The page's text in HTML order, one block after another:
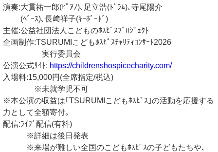
演奏:大貫祐一郎(ﾋﾟｱﾉ)､足立浩(ﾄﾞﾗﾑ)､寺尾陽介
(ﾍﾞｰｽ)､長﨑祥子(ｷｰﾎﾞｰﾄﾞ)
主催:公益社団法人こどものﾎｽﾋﾟｽﾌﾟﾛｼﾞｪｸﾄ
企画制作:TSURUMIこどもﾎｽﾋﾟｽﾁｬﾘﾃｨｺﾝｻｰﾄ2026
実行委員会
公演公式ｻｲﾄ: https://childrenshospicecharity.com/
入場料:15,000円(全席指定/税込)
※未就学児不可
※本公演の収益は｢TSURUMIこどもﾎｽﾋﾟｽ｣の活動を応援する
力として全額寄付｡
配信:ﾗｲﾌﾞ配信(有料)
※詳細は後日発表
※来場が難しい全国のこどもﾎｽﾋﾟｽの子どもたちや､